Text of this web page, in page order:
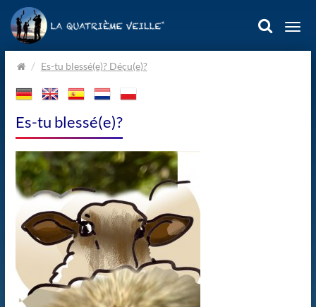
Home.Es-tu blessé(e)? Déçu(e)?
Es-tu blessé(e)?